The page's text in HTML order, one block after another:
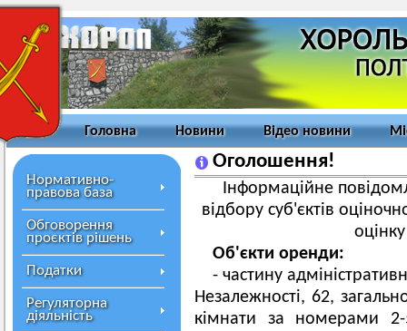
Головна Новини Відео новини
Нормативно-
правова база
Обговорення
проєктів рішень
Податки
Регуляторна
діяльність
Оголошення!
Інформаційне
відбору суб'єктів
Об'єкти оренди:
- частину
Незалежності, 62,
кімнати за номерами